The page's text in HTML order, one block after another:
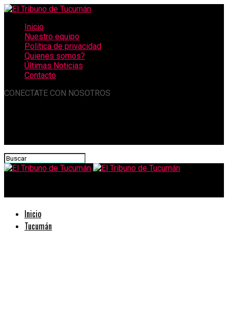
Inicio
Nuestro equipo
Política de privacidad
Quienes somos?
Últimas Noticias
Contacto
CONECTATE CON NOSOTROS
Inicio
Tucumán